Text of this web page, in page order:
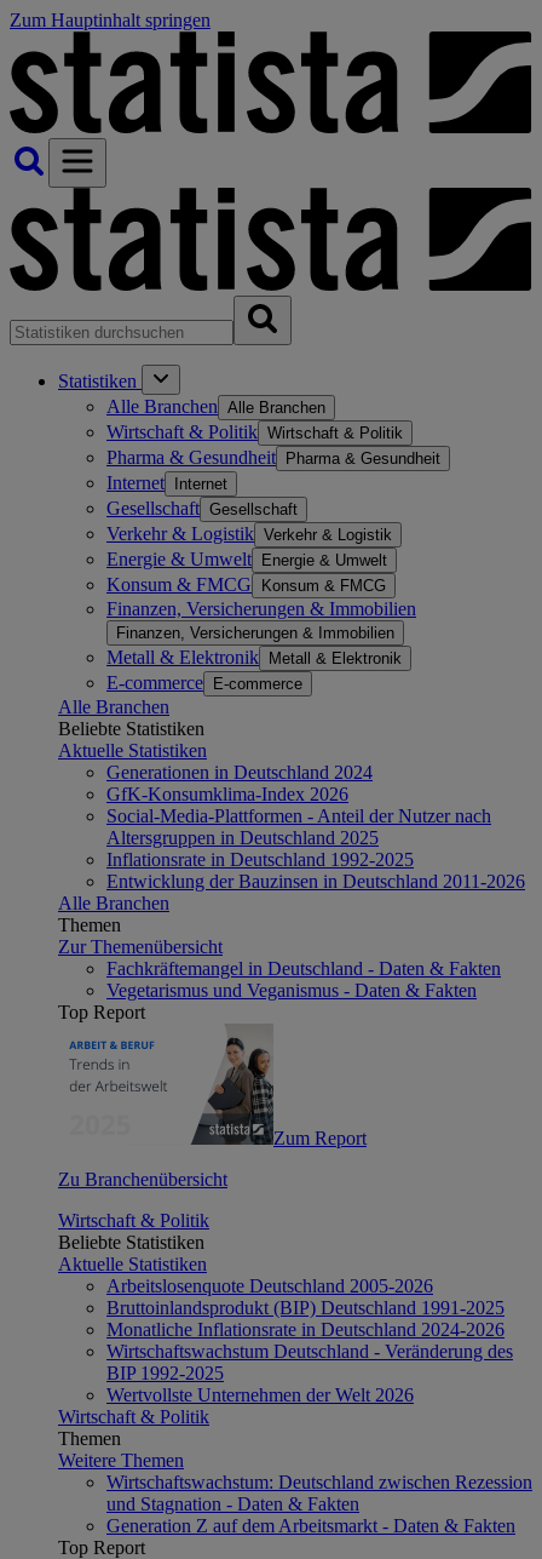
Zum Hauptinhalt springen
Statistiken
Alle Branchen Alle Branchen
Wirtschaft & Politik Wirtschaft & Politik
Pharma & Gesundheit Pharma & Gesundheit
Internet Internet
Gesellschaft Gesellschaft
Verkehr & Logistik Verkehr & Logistik
Energie & Umwelt Energie & Umwelt
Konsum & FMCG Konsum & FMCG
Finanzen, Versicherungen & Immobilien
Finanzen, Versicherungen & Immobilien
Metall & Elektronik Metall & Elektronik
E-commerce E-commerce
Alle Branchen
Beliebte Statistiken
Aktuelle Statistiken
Generationen in Deutschland 2024
GfK-Konsumklima-Index 2026
Social-Media-Plattformen - Anteil der Nutzer nach
Altersgruppen in Deutschland 2025
Inflationsrate in Deutschland 1992-2025
Entwicklung der Bauzinsen in Deutschland 2011-2026
Alle Branchen
Themen
Zur Themenübersicht
Fachkräftemangel in Deutschland - Daten & Fakten
Vegetarismus und Veganismus - Daten & Fakten
Top Report
Zum Report
Zu Branchenübersicht
Wirtschaft & Politik
Beliebte Statistiken
Aktuelle Statistiken
Arbeitslosenquote Deutschland 2005-2026
Bruttoinlandsprodukt (BIP) Deutschland 1991-2025
Monatliche Inflationsrate in Deutschland 2024-2026
Wirtschaftswachstum Deutschland - Veränderung des
BIP 1992-2025
Wertvollste Unternehmen der Welt 2026
Wirtschaft & Politik
Themen
Weitere Themen
Wirtschaftswachstum: Deutschland zwischen Rezession
und Stagnation - Daten & Fakten
Generation Z auf dem Arbeitsmarkt - Daten & Fakten
Top Report